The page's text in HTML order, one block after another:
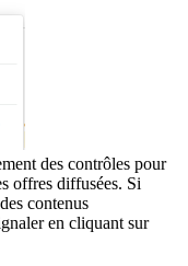
des contrôles pour
offres diffusées. Si
contenus
en cliquant sur